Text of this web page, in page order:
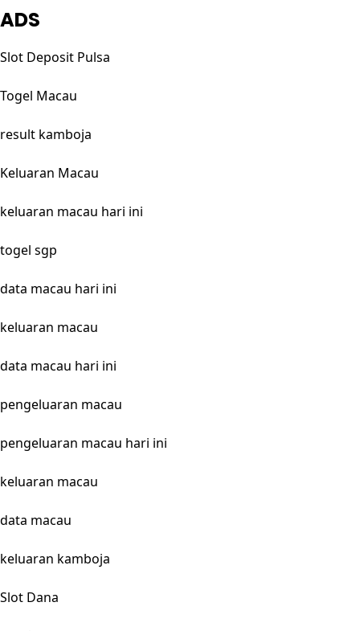
ADS
Slot Deposit Pulsa
Togel Macau
result kamboja
Keluaran Macau
keluaran macau hari ini
togel sgp
data macau hari ini
keluaran macau
data macau hari ini
pengeluaran macau
pengeluaran macau hari ini
keluaran macau
data macau
keluaran kamboja
Slot Dana